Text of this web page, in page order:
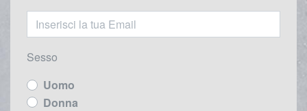
Sesso
Uomo
Donna